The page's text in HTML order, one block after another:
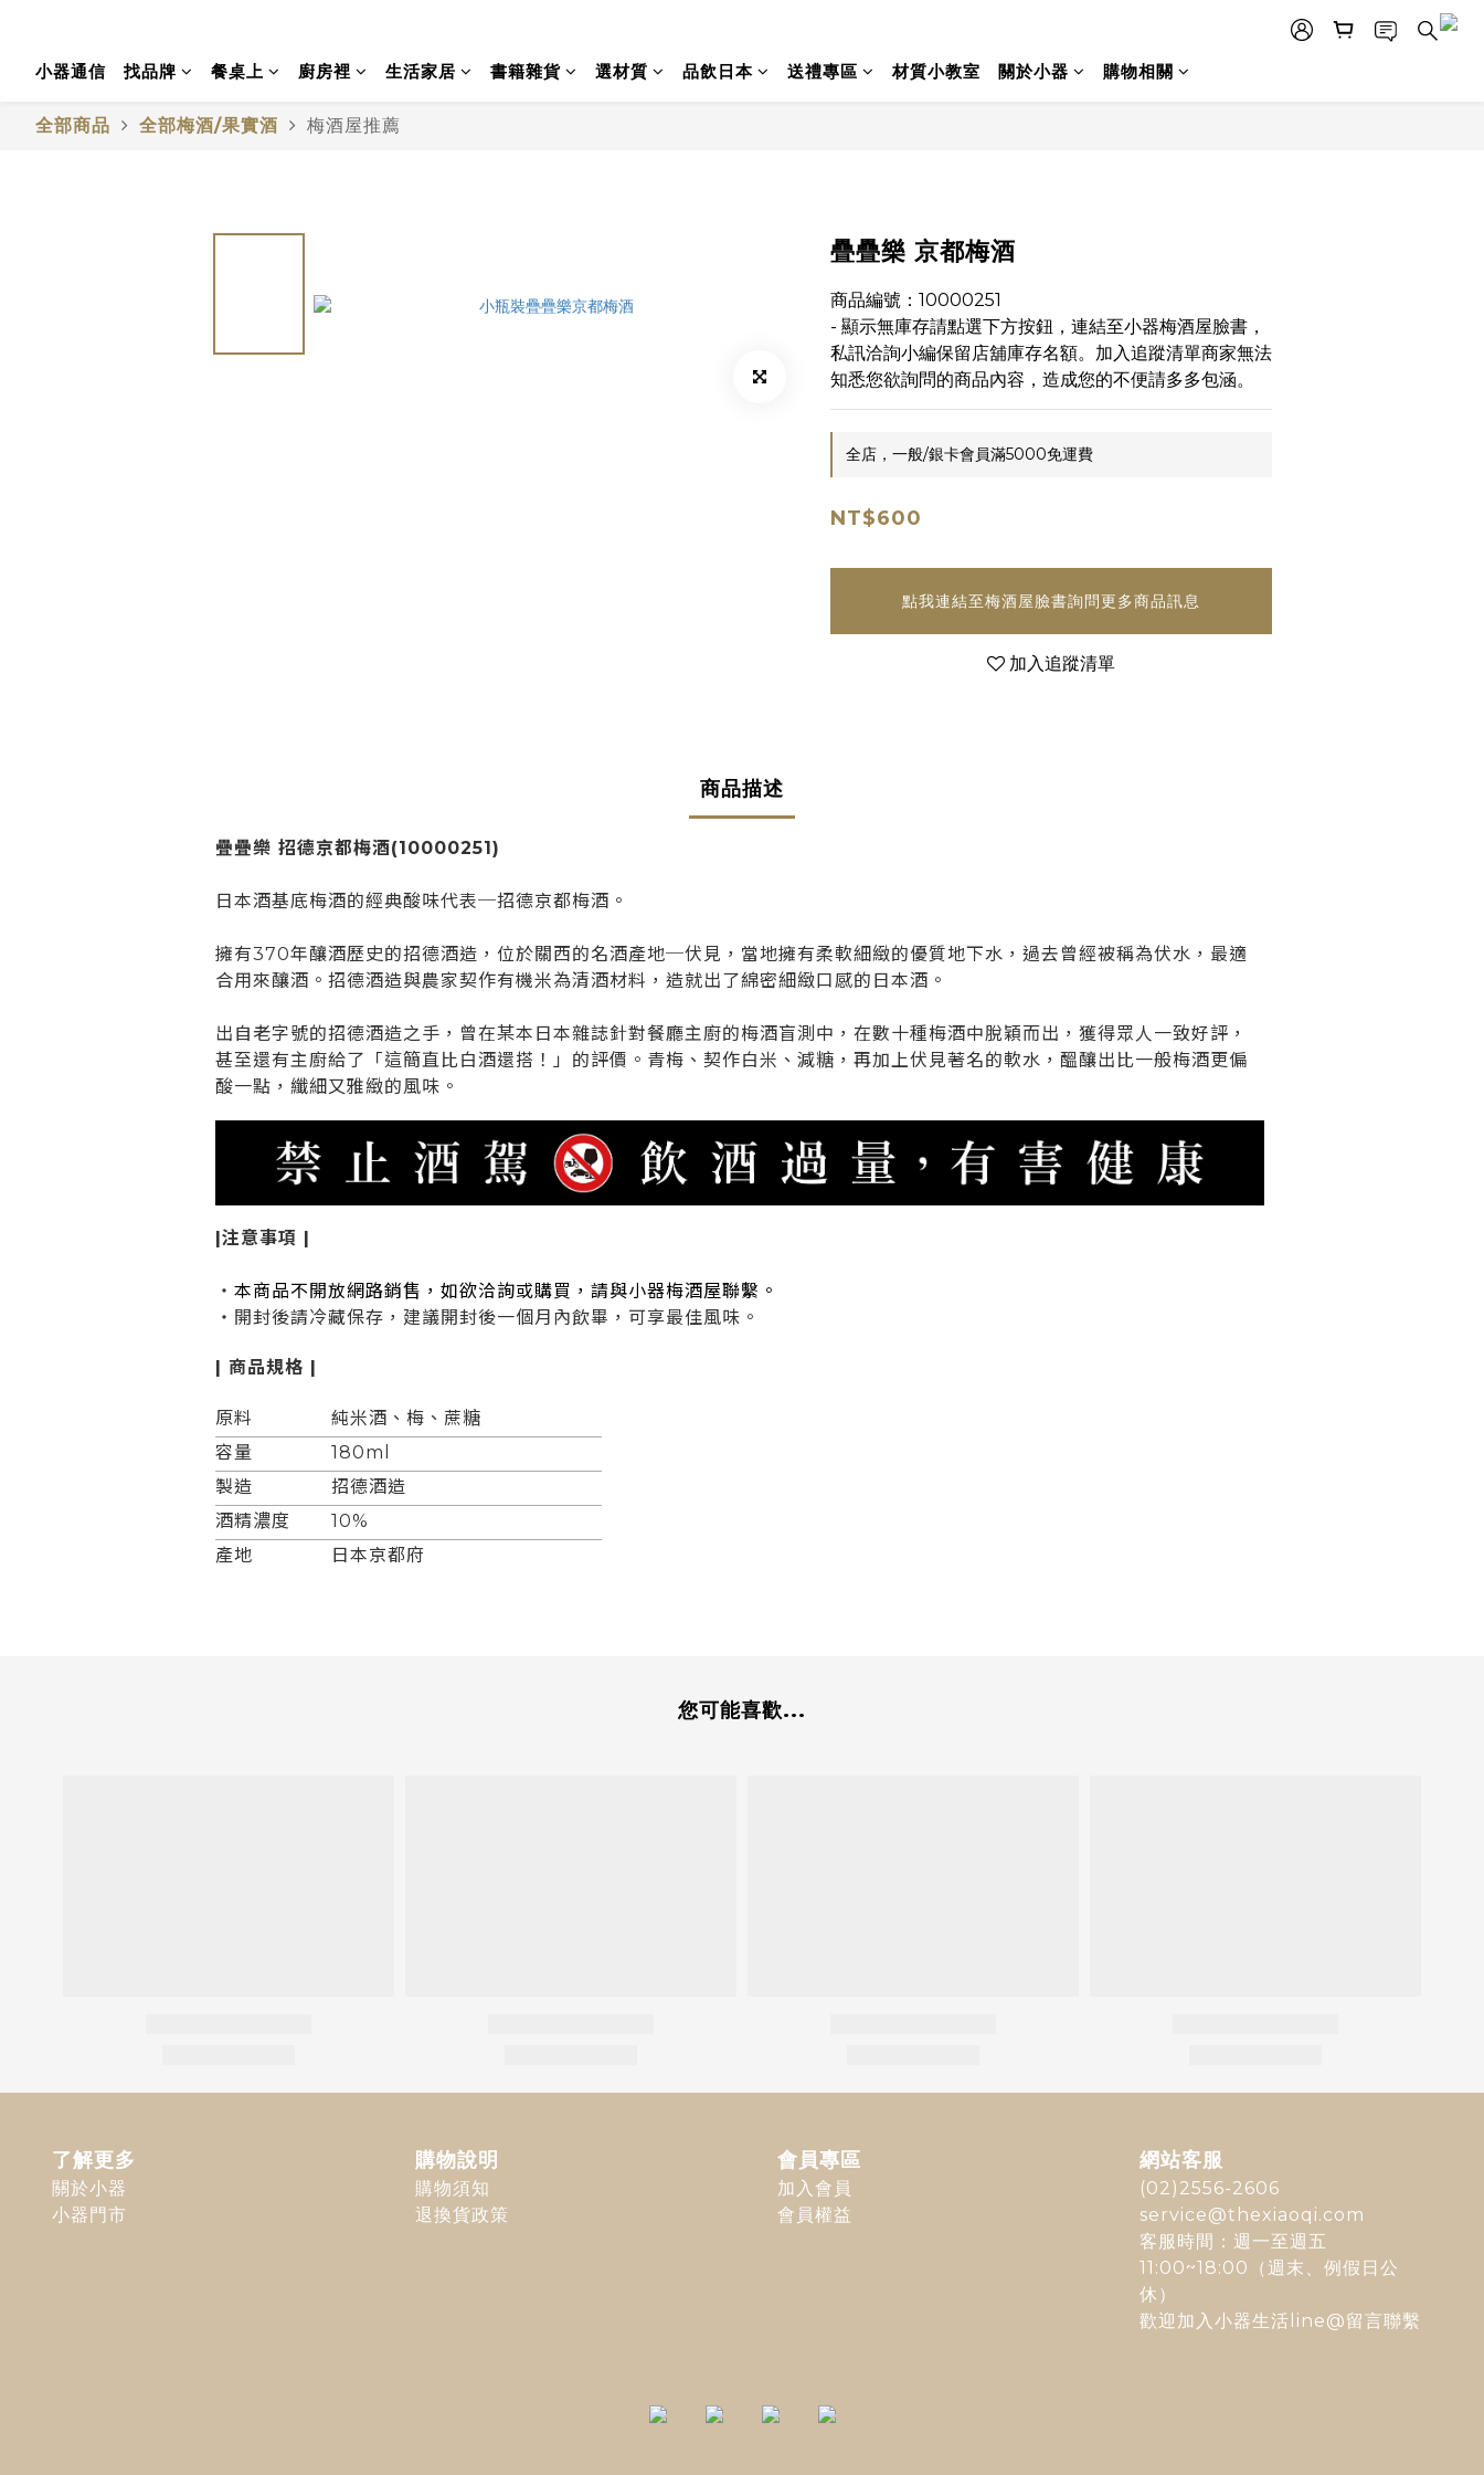
小器通信 找品牌 餐桌上 廚房裡 生活家居 書籍雜貨 選材質 品飲日本 送禮專區 材質小教室 關於小器 購物相關
全部商品 全部梅酒/果實酒 梅酒屋推薦
疊疊樂 京都梅酒
商品編號：10000251
- 顯示無庫存請點選下方按鈕，連結至小器梅酒屋臉書，
私訊洽詢小編保留店舖庫存名額。加入追蹤清單商家無法
知悉您欲詢問的商品內容，造成您的不便請多多包涵。
全店，一般/銀卡會員滿5000免運費
NT$600
點我連結至梅酒屋臉書詢問更多商品訊息
加入追蹤清單
商品描述
疊疊樂 招德京都梅酒(10000251)
日本酒基底梅酒的經典酸味代表─招德京都梅酒。
擁有370年釀酒歷史的招德酒造，位於關西的名酒產地─伏見，當地擁有柔軟細緻的優質地下水，過去曾經被稱為伏水，最適
合用來釀酒。招德酒造與農家契作有機米為清酒材料，造就出了綿密細緻口感的日本酒。
出自老字號的招德酒造之手，曾在某本日本雜誌針對餐廳主廚的梅酒盲測中，在數十種梅酒中脫穎而出，獲得眾人一致好評，
甚至還有主廚給了「這簡直比白酒還搭！」的評價。青梅、契作白米、減糖，再加上伏見著名的軟水，醞釀出比一般梅酒更偏
酸一點，纖細又雅緻的風味。
|注意事項 |
・ 本商品不開放網路銷售，如欲洽詢或購買，請與小器梅酒屋聯繫。
・開封後請冷藏保存，建議開封後一個月內飲畢，可享最佳風味。
| 商品規格 |
原料
純米酒、梅、蔗糖
容量
180ml
製造
招德酒造
酒精濃度
10%
產地
日本京都府
您可能喜歡...
了解更多
關於小器
小器門市
購物說明
購物須知
退換貨政策
會員專區
加入會員
會員權益
網站客服
(02)2556-2606
service@thexiaoqi.com
客服時間：週一至週五
11:00~18:00（週末、例假日公
休）
歡迎加入 小器生活line@留言聯繫